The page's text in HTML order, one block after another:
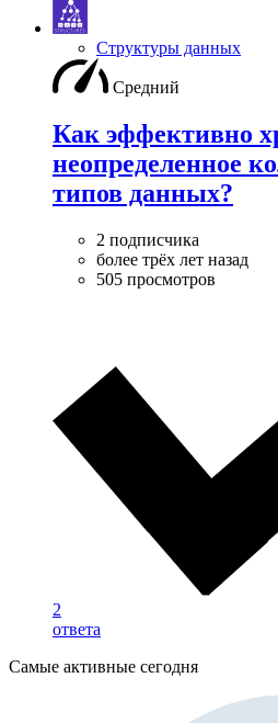
Структуры данных
Средний
Как эффективно
неопределенное
типов данных?
2 подписчика
более трёх лет назад
505 просмотров
2
ответа
Самые активные сегодня